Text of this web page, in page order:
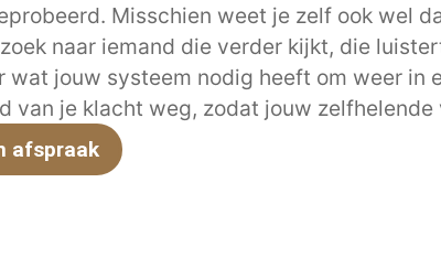
Misschien weet je zelf ook wel
naar iemand die verder kijkt, die
wat jouw systeem nodig heeft om weer
van je klacht weg, zodat jouw
afspraak